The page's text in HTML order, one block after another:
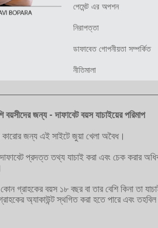
পেমেন্ট এর অপশন
নিরাপত্তা
ডাফাবেত গোপনীয়তা সম্পর্কিত
নীতিমালা
বয়সীদের জন্য - দাফাবেট বয়স যাচাইয়ের পরিমাপ
কারোর জন্য এই সাইটে জুয়া খেলা অবৈধ।
প্রদত্ত তথ্য যাচাই করা এবং চেক করার
গ্রাহকের বয়স ১৮ বছর বা তার বেশি কিনা তা
অ্যাকাউন্ট স্থগিত করা হতে পারে এবং